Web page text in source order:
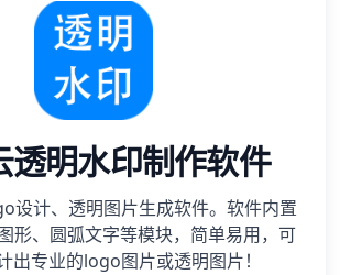
透明水印制作软件
设计、透明图片生成软件。软件内置
形、圆弧文字等模块，简单易用，可
出专业的logo图片或透明图片！